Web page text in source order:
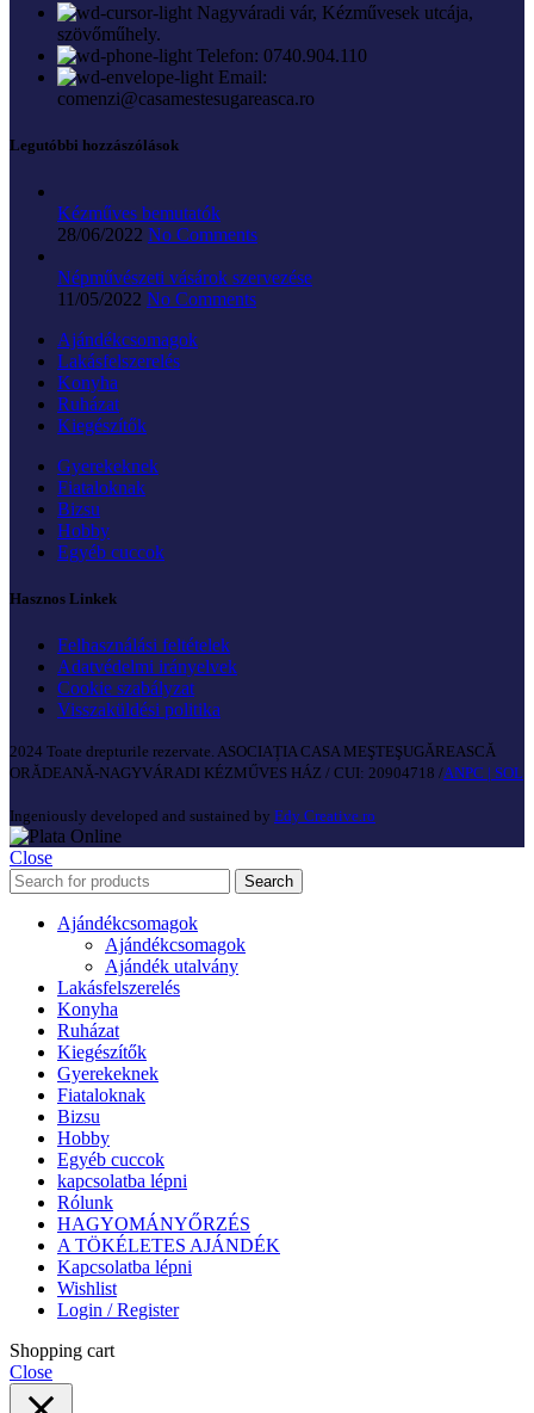
Nagyváradi vár, Kézművesek utcája,
szövőműhely.
Telefon: 0740.904.110
Email:
comenzi@casamestesugareasca.ro
Legutóbbi hozzászólások
Kézműves bemutatók
28/06/2022 No Comments
Népművészeti vásárok szervezése
11/05/2022 No Comments
Ajándékcsomagok
Lakásfelszerelés
Konyha
Ruházat
Kiegészítők
Gyerekeknek
Fiataloknak
Bizsu
Hobby
Egyéb cuccok
Hasznos Linkek
Felhasználási feltételek
Adatvédelmi irányelvek
Cookie szabályzat
Visszaküldési politika
2024 Toate drepturile rezervate. ASOCIAȚIA CASA MEŞTEŞUGĂREASCĂ
ORĂDEANĂ-NAGYVÁRADI KÉZMŰVES HÁZ / CUI: 20904718 /ANPC | SOL
Ingeniously developed and sustained by Edy Creative.ro
Close
Search
Ajándékcsomagok
Ajándékcsomagok
Ajándék utalvány
Lakásfelszerelés
Konyha
Ruházat
Kiegészítők
Gyerekeknek
Fiataloknak
Bizsu
Hobby
Egyéb cuccok
kapcsolatba lépni
Rólunk
HAGYOMÁNYŐRZÉS
A TÖKÉLETES AJÁNDÉK
Kapcsolatba lépni
Wishlist
Login / Register
Shopping cart
Close